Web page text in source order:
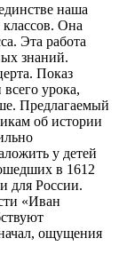
наша
Она
Эта работа
знаний.
Показ
урока,
Предлагаемый
об истории
у детей
в 1612
для России.
«Иван
ощущения